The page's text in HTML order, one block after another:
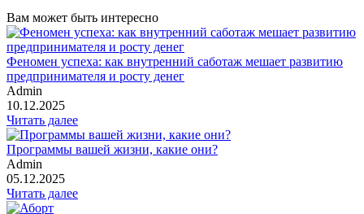
Вам может быть интересно
Феномен успеха: как внутренний саботаж мешает развитию
предпринимателя и росту денег
Admin
10.12.2025
Читать далее
Программы вашей жизни, какие они?
Admin
05.12.2025
Читать далее